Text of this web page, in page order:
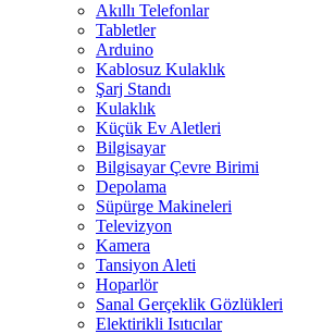
Akıllı Telefonlar
Tabletler
Arduino
Kablosuz Kulaklık
Şarj Standı
Kulaklık
Küçük Ev Aletleri
Bilgisayar
Bilgisayar Çevre Birimi
Depolama
Süpürge Makineleri
Televizyon
Kamera
Tansiyon Aleti
Hoparlör
Sanal Gerçeklik Gözlükleri
Elektirikli Isıtıcılar